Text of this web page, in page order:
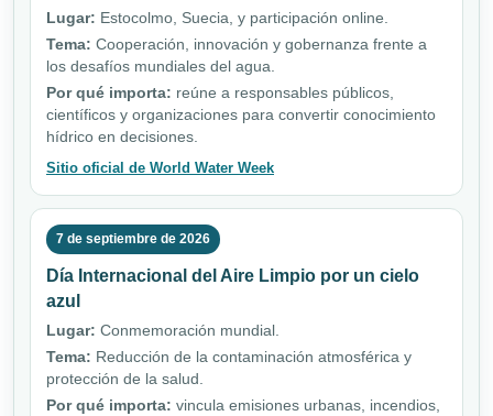
Lugar: Estocolmo, Suecia, y participación online.
Tema: Cooperación, innovación y gobernanza frente a
los desafíos mundiales del agua.
Por qué importa: reúne a responsables públicos,
científicos y organizaciones para convertir conocimiento
hídrico en decisiones.
Sitio oficial de World Water Week
7 de septiembre de 2026
Día Internacional del Aire Limpio por un cielo
azul
Lugar: Conmemoración mundial.
Tema: Reducción de la contaminación atmosférica y
protección de la salud.
Por qué importa: vincula emisiones urbanas, incendios,